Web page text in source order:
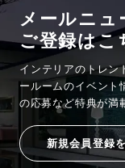
メールニュ
ご登録はこ
インテリアのトレン
ールームのイベント
の応募など特典が満
新規会員登録